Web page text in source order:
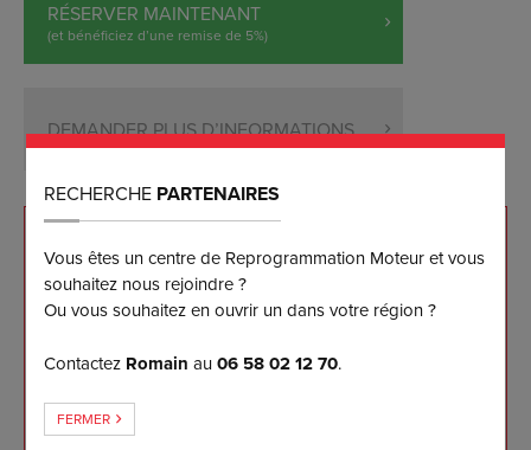
RÉSERVER MAINTENANT
(et bénéficiez d’une remise de 5%)
DEMANDER PLUS D’INFORMATIONS
NOS ENGAGEMENTS
Reprogrammation sur mesure effectuée sur banc
Les meilleurs résultats disponibles sur le marché à
ce jour
Garantie logicielle 5 ans pour notre client
RECHERCHE PARTENAIRES
Vous êtes un centre de Reprogrammation Moteur et vous
souhaitez nous rejoindre ?
Ou vous souhaitez en ouvrir un dans votre région ?
Contactez Romain au06 58 02 12 70.
FERMER